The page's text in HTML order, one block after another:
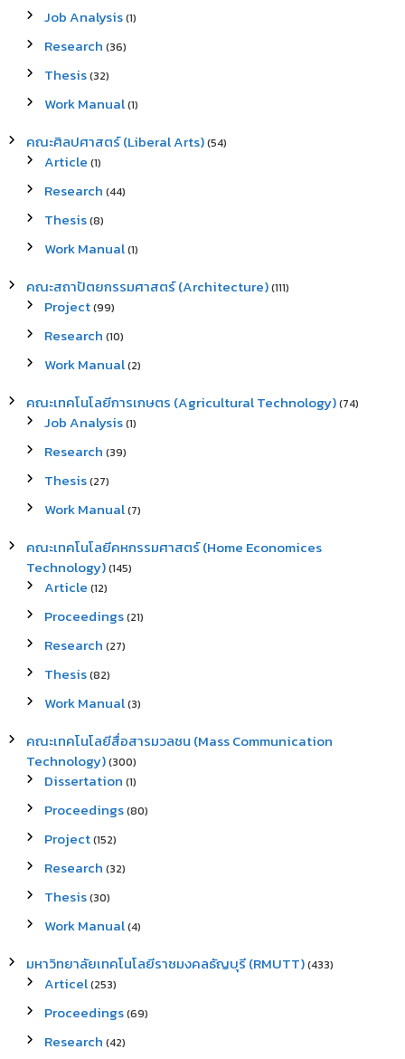
Job Analysis(1)
Research (36)
Thesis(32)
Work Manual(1)
คณะศิลปศาสตร์ (Liberal Arts)(54)
Article (1)
Research (44)
Thesis(8)
Work Manual(1)
คณะสถาปัตยกรรมศาสตร์ (Architecture)(111)
Project(99)
Research (10)
Work Manual(2)
คณะเทคโนโลยีการเกษตร (Agricultural Technology)(74)
Job Analysis(1)
Research (39)
Thesis(27)
Work Manual(7)
คณะเทคโนโลยีคหกรรมศาสตร์ (Home Economices
Technology)(145)
Article (12)
Proceedings(21)
Research (27)
Thesis(82)
Work Manual(3)
คณะเทคโนโลยีสื่อสารมวลชน (Mass Communication
Technology)(300)
Dissertation (1)
Proceedings(80)
Project(152)
Research (32)
Thesis(30)
Work Manual(4)
มหาวิทยาลัยเทคโนโลยีราชมงคลธัญบุรี (RMUTT)(433)
Articel(253)
Proceedings(69)
Research (42)